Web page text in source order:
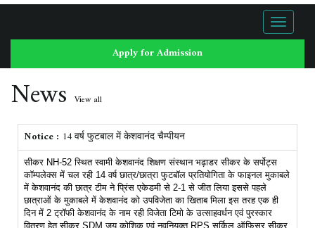
Toggle
Apply for Admission
News View all
Notice : 14 वर्ष फुटबाल में केशवानंद चैम्पीयन
सीकर NH-52 स्थित स्वामी केशवानंद शिक्षण संस्थान भढ़ाडर सीकर के सर्पोट्स
काॅम्पलेक्स में चल रही 14 वर्ष छात्र/छात्रा फुटबाॅल प्रतियोगिता के फाइनल मुकाबले
में केशवानंद की छात्र टीम ने प्रिंस एकेडमी से 2-1 से जीत लिया इससे पहले
छात्राओं के मुकाबले में केशवानंद को उपविजेता का खिताब मिला इस तरह एक ही
दिन में 2 ट्राॅफी केशवानंद के नाम रही विजेता टिमो के उत्साहवर्धन एवं पुरस्कार
वितरण हेतु सीकर SDM जय कोशिक एवं नवनियुक्त RPS सर्किल ऑफिसर सीकर